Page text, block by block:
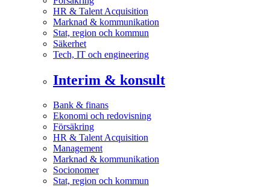
HR & Talent Acquisition
Marknad & kommunikation
Stat, region och kommun
Säkerhet
Tech, IT och engineering
Interim & konsult
Bank & finans
Ekonomi och redovisning
Försäkring
HR & Talent Acquisition
Management
Marknad & kommunikation
Socionomer
Stat, region och kommun